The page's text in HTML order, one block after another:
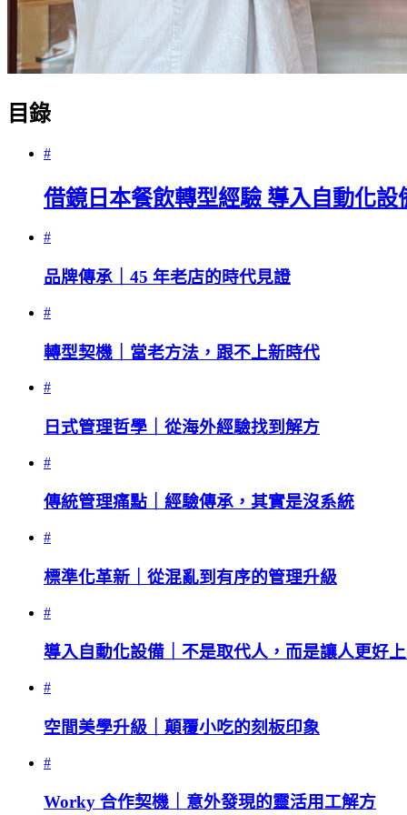
目錄
#
借鏡日本餐飲轉型經驗 導入自動化設
#
品牌傳承｜45 年老店的時代見證
#
轉型契機｜當老方法，跟不上新時代
#
日式管理哲學｜從海外經驗找到解方
#
傳統管理痛點｜經驗傳承，其實是沒系統
#
標準化革新｜從混亂到有序的管理升級
#
導入自動化設備｜不是取代人，而是讓人更好
#
空間美學升級｜顛覆小吃的刻板印象
#
Worky 合作契機｜意外發現的靈活用工解方